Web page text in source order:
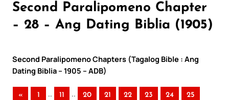
Second Paralipomeno Chapter
– 28 – Ang Dating Biblia (1905)
Second Paralipomeno Chapters (Tagalog Bible : Ang
Dating Biblia – 1905 – ADB)
« 1 .. 11 .. 20 21 22 23 24 25